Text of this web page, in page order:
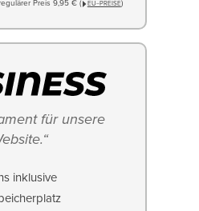
Preis 9,95 € ( EU−PREISE)
für unsere
inklusive